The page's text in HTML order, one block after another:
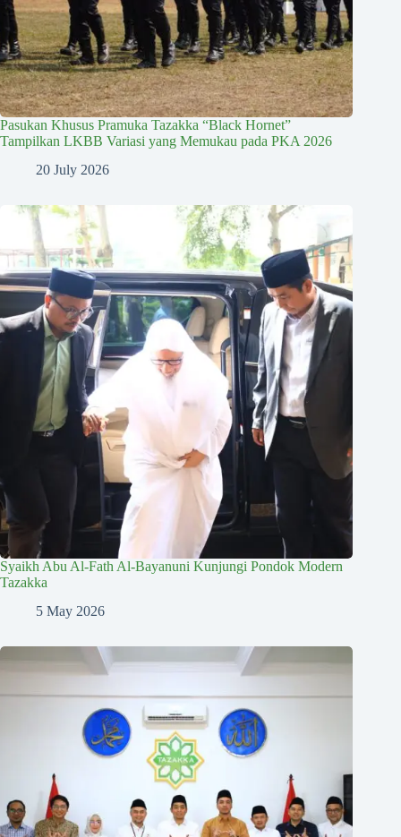
Pasukan Khusus Pramuka Tazakka “Black Hornet”
Tampilkan LKBB Variasi yang Memukau pada PKA 2026
20 July 2026
Syaikh Abu Al-Fath Al-Bayanuni Kunjungi Pondok Modern
Tazakka
5 May 2026